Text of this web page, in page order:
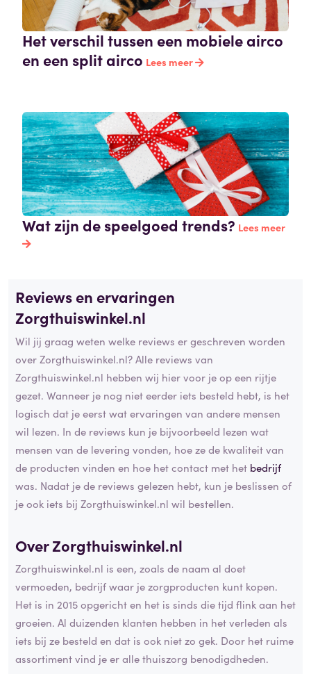
Het verschil tussen een mobiele airco
en een split airco Lees meer
Wat zijn de speelgoed trends? Lees meer
Reviews en ervaringen
Zorgthuiswinkel.nl
Wil jij graag weten welke reviews er geschreven worden
over Zorgthuiswinkel.nl? Alle reviews van
Zorgthuiswinkel.nl hebben wij hier voor je op een rijtje
gezet. Wanneer je nog niet eerder iets besteld hebt, is het
logisch dat je eerst wat ervaringen van andere mensen
wil lezen. In de reviews kun je bijvoorbeeld lezen wat
mensen van de levering vonden, hoe ze de kwaliteit van
de producten vinden en hoe het contact met het bedrijf
was. Nadat je de reviews gelezen hebt, kun je beslissen of
je ook iets bij Zorgthuiswinkel.nl wil bestellen.
Over Zorgthuiswinkel.nl
Zorgthuiswinkel.nl is een, zoals de naam al doet
vermoeden, bedrijf waar je zorgproducten kunt kopen.
Het is in 2015 opgericht en het is sinds die tijd flink aan het
groeien. Al duizenden klanten hebben in het verleden als
iets bij ze besteld en dat is ook niet zo gek. Door het ruime
assortiment vind je er alle thuiszorg benodigdheden.